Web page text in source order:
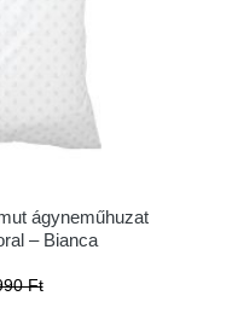
ágyneműhuzat
– Bianca
Ft